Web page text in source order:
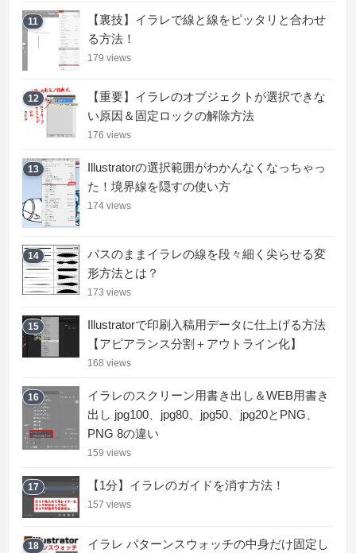
11
【裏技】イラレで線と線をピッタリと合わせ
る方法！
179 views
12
【重要】イラレのオブジェクトが選択できな
い原因＆固定ロックの解除方法
176 views
13
Illustratorの選択範囲がわかんなくなっちゃっ
た！境界線を隠すの使い方
174 views
14
パスのままイラレの線を段々細く尖らせる変
形方法とは？
173 views
15
Illustratorで印刷入稿用データに仕上げる方法
【アピアランス分割＋アウトライン化】
168 views
16
イラレのスクリーン用書き出し＆WEB用書き
出し jpg100、jpg80、jpg50、jpg20とPNG、
PNG 8の違い
159 views
17 【1分】イラレのガイドを消す方法！
157 views
18
イラレ パターンスウォッチの中身だけ固定し